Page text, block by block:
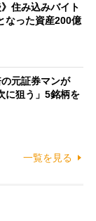
住み込みバイト
なった資産200億
の元証券マンが
に狙う」5銘柄を
一覧を見る